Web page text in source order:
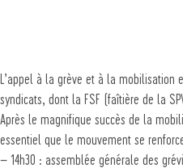
L’appel à la grève et à la mobilisation
syndicats, dont la FSF (faîtière de la
Après le magnifique succès de la
essentiel que le mouvement se
– 14h30 : assemblée générale des